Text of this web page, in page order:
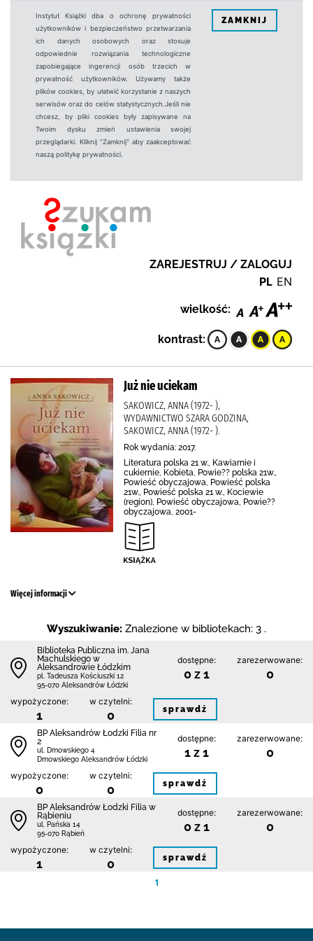
Instytut Książki dba o ochronę prywatności
użytkowników i bezpieczeństwo przetwarzania
ich danych osobowych oraz stosuje
odpowiednie rozwiązania technologiczne
zapobiegające ingerencji osób trzecich w
prywatność użytkowników. Używamy także
plików cookies, by ułatwić korzystanie z naszych
serwisów oraz do celów statystycznych.Jeśli nie
chcesz, by pliki cookies były zapisywane na
Twoim dysku zmień ustawienia swojej
przeglądarki. Kliknij "Zamknij" aby zaakceptować
naszą politykę prywatności.
ZAMKNIJ
ZAREJESTRUJ / ZALOGUJ
PL EN
wielkość:
kontrast:
Już nie uciekam
SAKOWICZ, ANNA (1972- ),
WYDAWNICTWO SZARA GODZINA,
SAKOWICZ, ANNA (1972- ).
Rok wydania: 2017.
Literatura polska 21 w., Kawiarnie i
cukiernie, Kobieta, Powie?? polska 21w.,
Powieść obyczajowa, Powieść polska
21w., Powieść polska 21 w., Kociewie
(region), Powieść obyczajowa, Powie??
obyczajowa, 2001-
Więcej informacji
Wyszukiwanie: Znalezione w bibliotekach: 3 .
Biblioteka Publiczna im. Jana
Machulskiego w
Aleksandrowie Łódzkim
pl. Tadeusza Kościuszki 12
95-070 Aleksandrów Łódzki
dostępne:
0 z 1
zarezerwowane:
0
wypożyczone:
1
w czytelni:
0 sprawdź
BP Aleksandrów Łodzki Filia nr
2
ul. Dmowskiego 4
Dmowskiego Aleksandrów Łódzki
dostępne:
1 z 1
zarezerwowane:
0
wypożyczone:
0
w czytelni:
0 sprawdź
BP Aleksandrów Łodzki Filia w
Rąbieniu
ul. Pańska 14
95-070 Rąbień
dostępne:
0 z 1
zarezerwowane:
0
wypożyczone:
1
w czytelni:
0 sprawdź
1